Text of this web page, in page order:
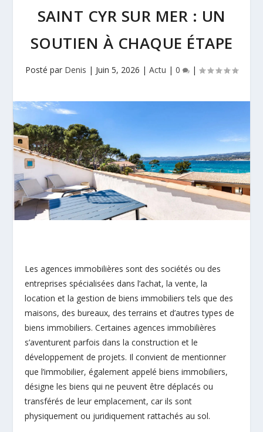
SAINT CYR SUR MER : UN
SOUTIEN À CHAQUE ÉTAPE
Posté par Denis | Juin 5, 2026 | Actu | 0 |
Les agences immobilières sont des sociétés ou des
entreprises spécialisées dans l’achat, la vente, la
location et la gestion de biens immobiliers tels que des
maisons, des bureaux, des terrains et d’autres types de
biens immobiliers. Certaines agences immobilières
s’aventurent parfois dans la construction et le
développement de projets. Il convient de mentionner
que l’immobilier, également appelé biens immobiliers,
désigne les biens qui ne peuvent être déplacés ou
transférés de leur emplacement, car ils sont
physiquement ou juridiquement rattachés au sol.